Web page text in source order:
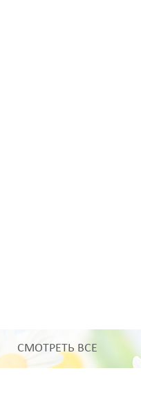
СМОТРЕТЬ ВСЕ